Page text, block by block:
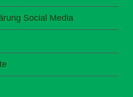
Social Media